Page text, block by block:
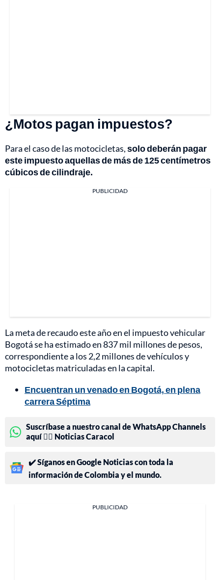
¿Motos pagan impuestos?
Para el caso de las motocicletas,solo deberán pagar
este impuesto aquellas de más de 125 centímetros
cúbicos de cilindraje.
PUBLICIDAD
La meta de recaudo este año en el impuesto vehicular
Bogotá se ha estimado en 837 mil millones de pesos,
correspondiente a los 2,2 millones de vehículos y
motocicletas matriculadas en la capital.
Encuentran un venado en Bogotá, en plena
carrera Séptima
Suscríbase a nuestro canal de WhatsApp Channels
aquí 👉🏻 Noticias Caracol
✔️ Síganos en Google Noticias con toda la
información de Colombia y el mundo.
PUBLICIDAD